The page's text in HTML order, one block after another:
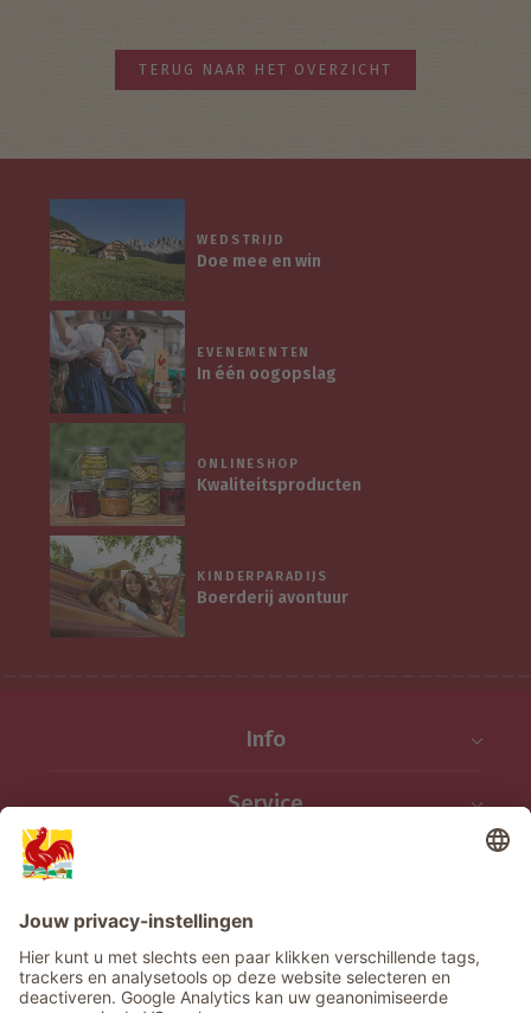
TERUG NAAR HET OVERZICHT
WEDSTRIJD
Doe mee en win
EVENEMENTEN
In één oogopslag
ONLINESHOP
Kwaliteitsproducten
KINDERPARADIJS
Boerderij avontuur
Info
Service
Nieuwsbrief